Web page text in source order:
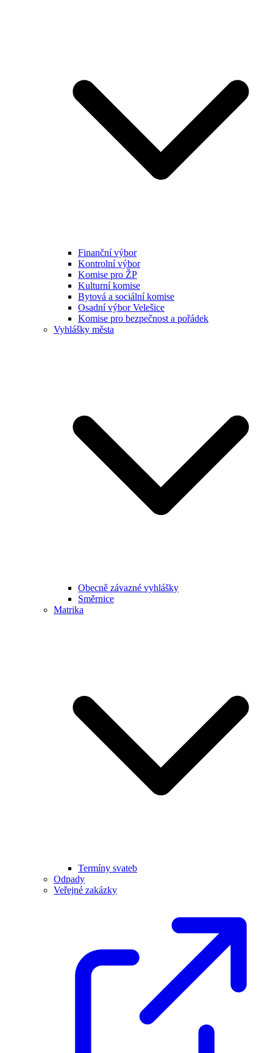
Finanční výbor
Kontrolní výbor
Komise pro ŽP
Kulturní komise
Bytová a sociální komise
Osadní výbor Velešice
Komise pro bezpečnost a pořádek
Vyhlášky města
Obecně závazné vyhlášky
Směrnice
Matrika
Termíny svateb
Odpady
Veřejné zakázky